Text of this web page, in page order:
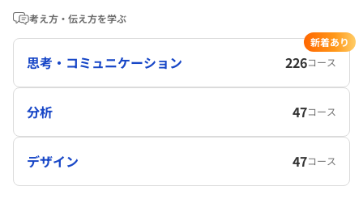
考え方・伝え方を学ぶ
思考・コミュニケーション 226コース
新着あり
分析 47コース
デザイン 47コース